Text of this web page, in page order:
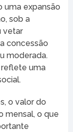
uma expansão
sob a
vetar
concessão
moderada.
reflete uma
o valor do
mensal, o que